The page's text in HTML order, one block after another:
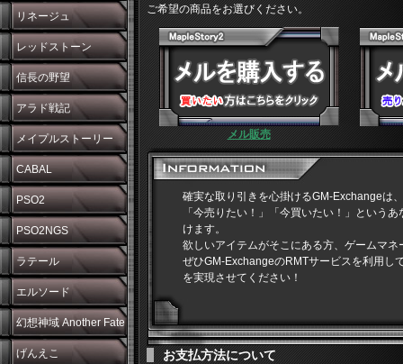
リネージュ
レッドストーン
信長の野望
アラド戦記
メイプルストーリー
CABAL
PSO2
PSO2NGS
ラテール
エルソード
幻想神域 Another Fate
げんえこ
ご希望の商品をお選びください。
メル販売
確実な取り引きを心掛けるGM-Exchangeは
「今売りたい！」「今買いたい！」という
けます。
欲しいアイテムがそこにある方、ゲームマ
ぜひGM-ExchangeのRMTサービスを利用し
を実現させてください！
お支払方法について